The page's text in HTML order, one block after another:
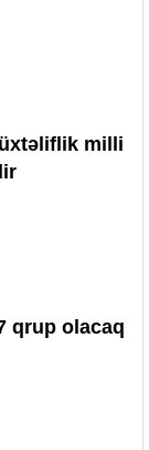
milli
qrup olacaq